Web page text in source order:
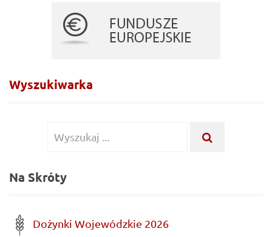
Wyszukiwarka
Wyszukiwanie
Na Skróty
Dożynki Wojewódzkie 2026